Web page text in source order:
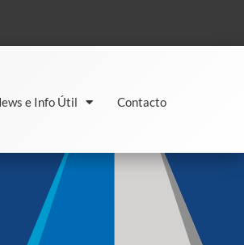
e Info Útil Contacto